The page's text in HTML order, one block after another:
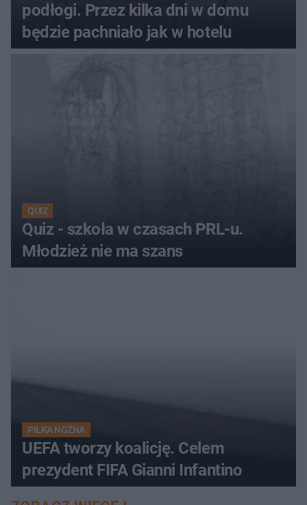
podłogi. Przez kilka dni w domu
będzie pachniało jak w hotelu
QUIZ
Quiz - szkoła w czasach PRL-u.
Młodzież nie ma szans
PIŁKA NOŻNA
UEFA tworzy koalicję. Celem
prezydent FIFA Gianni Infantino